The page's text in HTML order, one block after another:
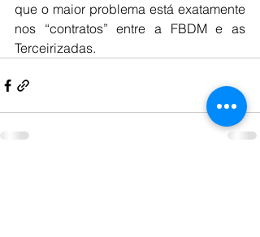
que o maior problema está exatamente
nos “contratos” entre a FBDM e as
Terceirizadas.